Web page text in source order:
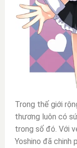
Trong thế giới
thương luôn có
trong số đó. Với
Yoshino đã chinh